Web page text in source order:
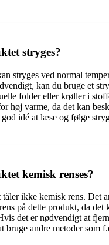
stryges?
stryges ved normal
kan du bruge et
folder eller krøller i
høj varme, da det kan
idé at læse og følge
kemisk renses?
ikke kemisk rens. Det
på dette produkt, da det
det er nødvendigt at
bruge andre metoder som